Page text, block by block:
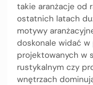
takie aranżacje od
ostatnich latach
motywy
doskonale widać
projektowanych w
rustykalnym czy
wnętrzach